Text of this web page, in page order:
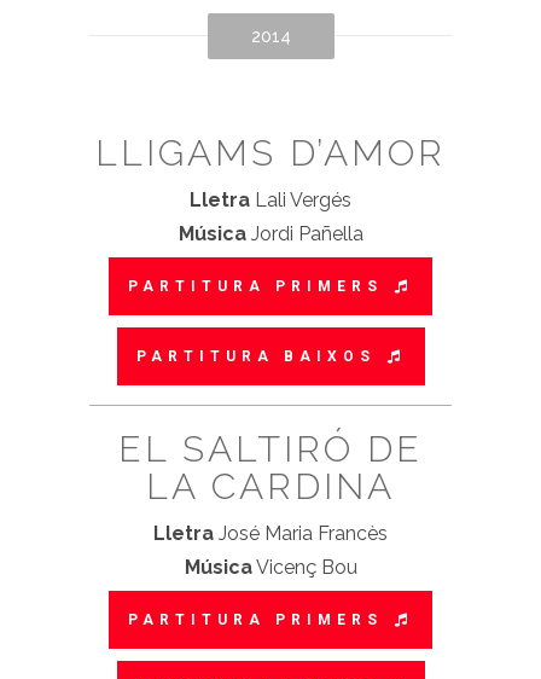
2014
LLIGAMS D’AMOR
Lletra Lali Vergés
MúsicaJordi Pañella
PARTITURA PRIMERS
PARTITURA BAIXOS
EL SALTIRÓ DE
LA CARDINA
Lletra José Maria Francès
MúsicaVicenç Bou
PARTITURA PRIMERS